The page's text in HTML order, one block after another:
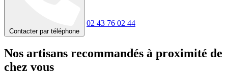
Contacter par téléphone
02 43 76 02 44
Nos artisans recommandés à proximité de
chez vous